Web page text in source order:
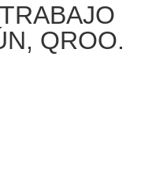
QROO.